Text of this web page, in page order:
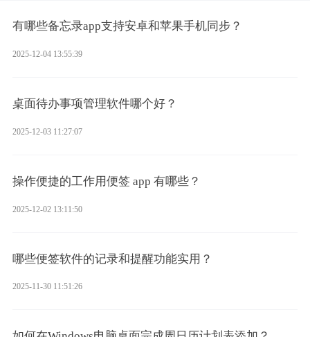
有哪些备忘录app支持安卓和苹果手机同步？
2025-12-04 13:55:39
桌面待办事项管理软件哪个好？
2025-12-03 11:27:07
操作便捷的工作用便签 app 有哪些？
2025-12-02 13:11:50
哪些便签软件的记录和提醒功能实用？
2025-11-30 11:51:26